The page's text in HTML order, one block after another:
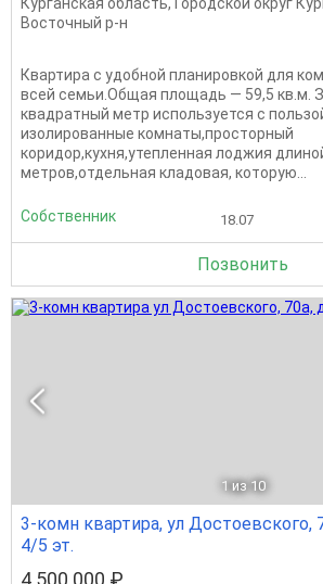
Курганская область, Городской округ
Восточный р-н
Квартира с удобной планировкой для
всей семьи.Общая площадь — 59,5 кв.м.
квадратный метр используется с
изолированные комнаты,просторный
коридор,кухня,утепленная лоджия
метров,отдельная кладовая, которую...
Собственник 18.07
Позвонить
1 из 10
3-комн квартира, ул Достоевского,
4/5 эт.
4 500 000 ₽